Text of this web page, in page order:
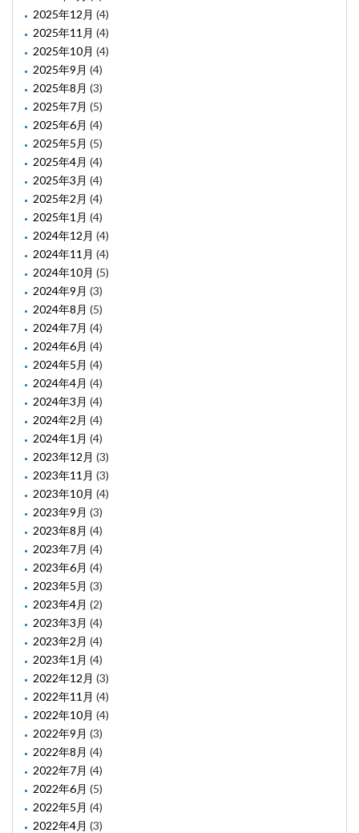
2025年12月 (4)
2025年11月 (4)
2025年10月 (4)
2025年9月 (4)
2025年8月 (3)
2025年7月 (5)
2025年6月 (4)
2025年5月 (5)
2025年4月 (4)
2025年3月 (4)
2025年2月 (4)
2025年1月 (4)
2024年12月 (4)
2024年11月 (4)
2024年10月 (5)
2024年9月 (3)
2024年8月 (5)
2024年7月 (4)
2024年6月 (4)
2024年5月 (4)
2024年4月 (4)
2024年3月 (4)
2024年2月 (4)
2024年1月 (4)
2023年12月 (3)
2023年11月 (3)
2023年10月 (4)
2023年9月 (3)
2023年8月 (4)
2023年7月 (4)
2023年6月 (4)
2023年5月 (3)
2023年4月 (2)
2023年3月 (4)
2023年2月 (4)
2023年1月 (4)
2022年12月 (3)
2022年11月 (4)
2022年10月 (4)
2022年9月 (3)
2022年8月 (4)
2022年7月 (4)
2022年6月 (5)
2022年5月 (4)
2022年4月 (3)